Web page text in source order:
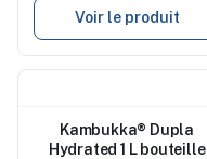
Voir le produit
Kambukka® Dupla
Hydrated 1 L bouteille